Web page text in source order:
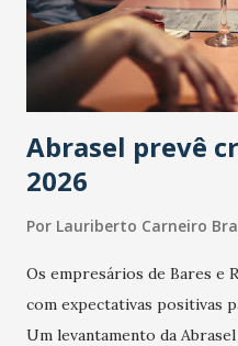
Abrasel prevê
2026
Por Lauriberto Carneiro
Os empresários de Bares e
com expectativas positivas
Um levantamento da